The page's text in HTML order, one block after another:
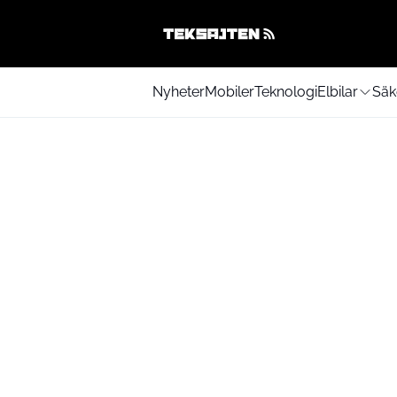
NyheterMobilerTeknologiElbilar